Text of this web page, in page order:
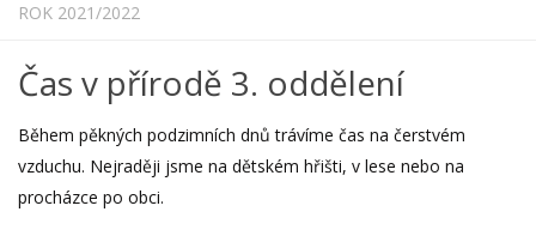
ROK 2021/2022
Čas v přírodě 3. oddělení
Během pěkných podzimních dnů trávíme čas na čerstvém
vzduchu. Nejraději jsme na dětském hřišti, v lese nebo na
procházce po obci.